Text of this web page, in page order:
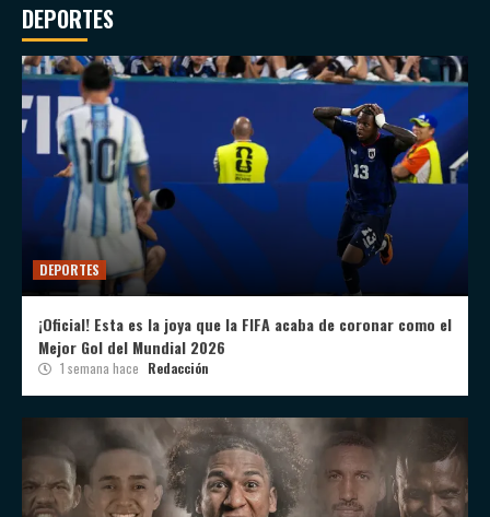
DEPORTES
DEPORTES
¡Oficial! Esta es la joya que la FIFA acaba de coronar como el
Mejor Gol del Mundial 2026
1 semana hace Redacción